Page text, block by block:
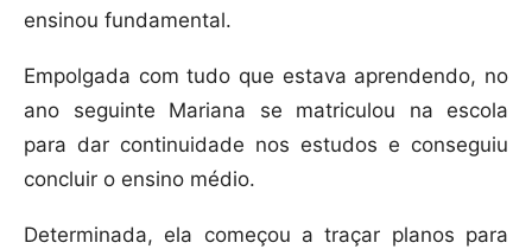
ensinou fundamental.
Empolgada com tudo que estava aprendendo, no
ano seguinte Mariana se matriculou na escola
para dar continuidade nos estudos e conseguiu
concluir o ensino médio.
Determinada, ela começou a traçar planos para